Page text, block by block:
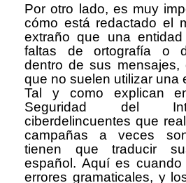
Por otro lado, es muy
cómo está redactado el
extraño que una
faltas de ortografía o
dentro de sus mensajes,
que no suelen utilizar una
Tal y como explican
Seguridad del
ciberdelincuentes que
campañas a veces
tienen que traducir
español. Aquí es
errores gramaticales, y